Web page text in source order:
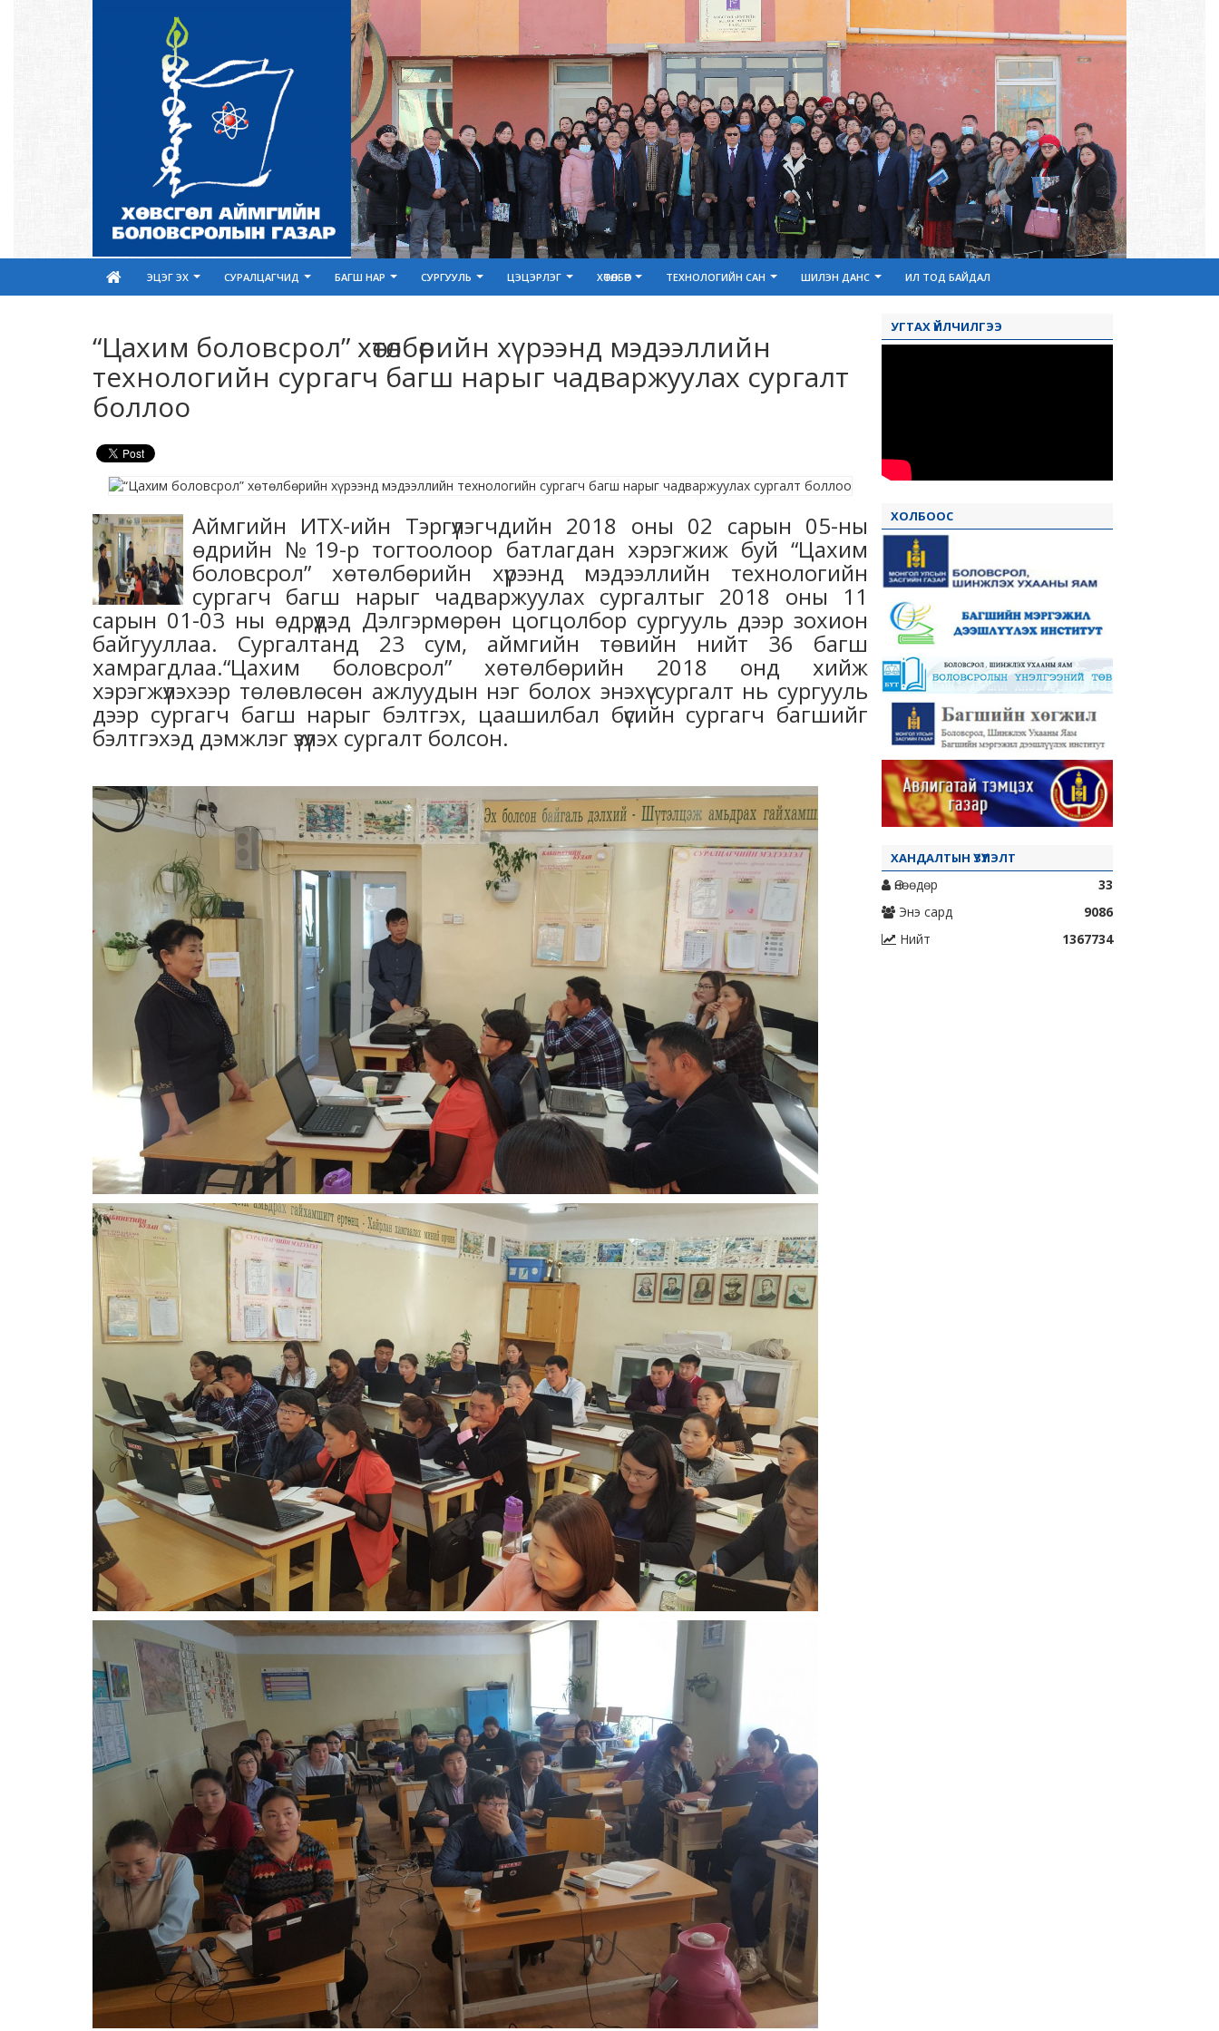
ЭЦЭГ ЭХ СУРАЛЦАГЧИД БАГШ НАР СУРГУУЛЬ ЦЭЦЭРЛЭГ ХӨТӨЛБӨР ТЕХНОЛОГИЙН САН ШИЛЭН ДАНС ИЛ ТОД БАЙДАЛ
“Цахим боловсрол” хөтөлбөрийн хүрээнд мэдээллийн
технологийн сургагч багш нарыг чадваржуулах сургалт
боллоо
Аймгийн ИТХ-ийн Тэргүүлэгчдийн 2018 оны 02 сарын 05-ны
өдрийн №19-р тогтоолоор батлагдан хэрэгжиж буй “Цахим
боловсрол” хөтөлбөрийн хүрээнд мэдээллийн технологийн
сургагч багш нарыг чадваржуулах сургалтыг 2018 оны 11
сарын 01-03 ны өдрүүдэд Дэлгэрмөрөн цогцолбор сургууль дээр зохион
байгууллаа. Сургалтанд 23 сум, аймгийн төвийн нийт 36 багш
хамрагдлаа.“Цахим боловсрол” хөтөлбөрийн 2018 онд хийж
хэрэгжүүлэхээр төлөвлөсөн ажлуудын нэг болох энэхүү сургалт нь сургууль
дээр сургагч багш нарыг бэлтгэх, цаашилбал бүсийн сургагч багшийг
бэлтгэхэд дэмжлэг үзүүлэх сургалт болсон.
УГТАХ ҮЙЛЧИЛГЭЭ
ХОЛБООС
ХАНДАЛТЫН ҮЗҮҮЛЭЛТ
Өнөөдөр
33
Энэ сард
9086
Нийт
1367734